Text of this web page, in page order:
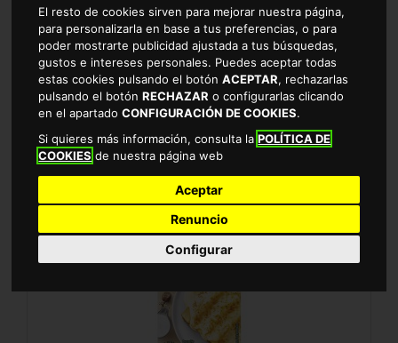
El resto de cookies sirven para mejorar nuestra página,
para personalizarla en base a tus preferencias, o para
poder mostrarte publicidad ajustada a tus búsquedas,
gustos e intereses personales. Puedes aceptar todas
estas cookies pulsando el botónACEPTAR, rechazarlas
pulsando el botónRECHAZAR o configurarlas clicando
en el apartadoCONFIGURACIÓN DE COOKIES.
Si quieres más información, consulta laPOLÍTICA DE
COOKIES de nuestra página web
Aceptar
Renuncio
Configurar
1.15 €
EL KILO SALE A 3.83€
Comprar